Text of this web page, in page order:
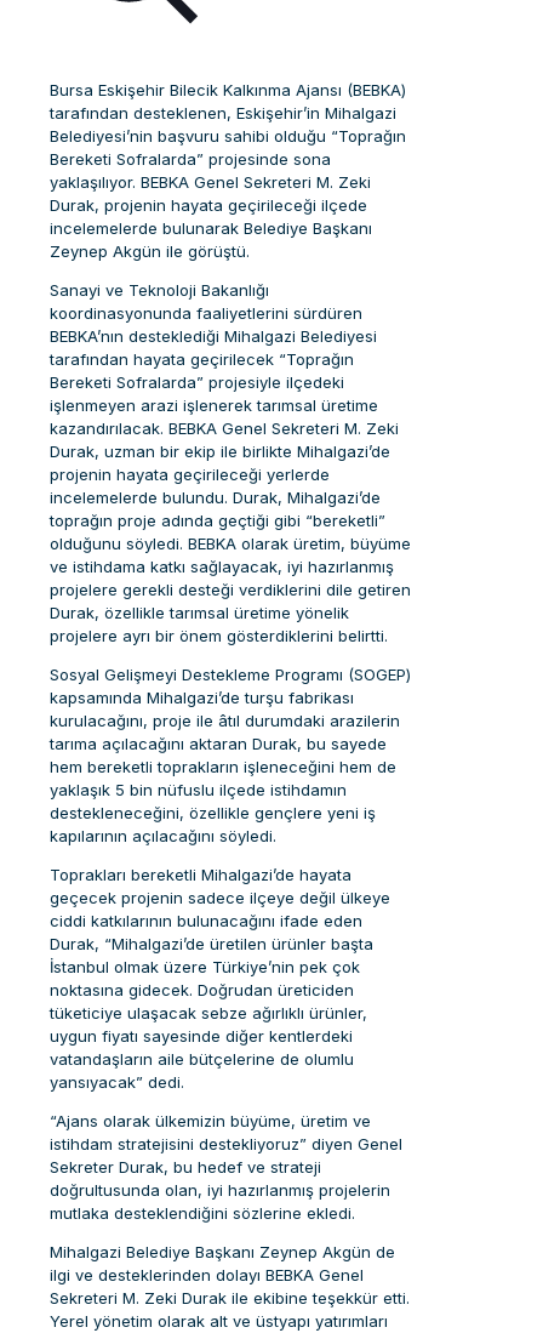
Bursa Eskişehir Bilecik Kalkınma Ajansı (BEBKA)
tarafından desteklenen, Eskişehir’in Mihalgazi
Belediyesi’nin başvuru sahibi olduğu “Toprağın
Bereketi Sofralarda” projesinde sona
yaklaşılıyor. BEBKA Genel Sekreteri M. Zeki
Durak, projenin hayata geçirileceği ilçede
incelemelerde bulunarak Belediye Başkanı
Zeynep Akgün ile görüştü.
Sanayi ve Teknoloji Bakanlığı
koordinasyonunda faaliyetlerini sürdüren
BEBKA’nın desteklediği Mihalgazi Belediyesi
tarafından hayata geçirilecek “Toprağın
Bereketi Sofralarda” projesiyle ilçedeki
işlenmeyen arazi işlenerek tarımsal üretime
kazandırılacak. BEBKA Genel Sekreteri M. Zeki
Durak, uzman bir ekip ile birlikte Mihalgazi’de
projenin hayata geçirileceği yerlerde
incelemelerde bulundu. Durak, Mihalgazi’de
toprağın proje adında geçtiği gibi “bereketli”
olduğunu söyledi. BEBKA olarak üretim, büyüme
ve istihdama katkı sağlayacak, iyi hazırlanmış
projelere gerekli desteği verdiklerini dile getiren
Durak, özellikle tarımsal üretime yönelik
projelere ayrı bir önem gösterdiklerini belirtti.
Sosyal Gelişmeyi Destekleme Programı (SOGEP)
kapsamında Mihalgazi’de turşu fabrikası
kurulacağını, proje ile âtıl durumdaki arazilerin
tarıma açılacağını aktaran Durak, bu sayede
hem bereketli toprakların işleneceğini hem de
yaklaşık 5 bin nüfuslu ilçede istihdamın
destekleneceğini, özellikle gençlere yeni iş
kapılarının açılacağını söyledi.
Toprakları bereketli Mihalgazi’de hayata
geçecek projenin sadece ilçeye değil ülkeye
ciddi katkılarının bulunacağını ifade eden
Durak, “Mihalgazi’de üretilen ürünler başta
İstanbul olmak üzere Türkiye’nin pek çok
noktasına gidecek. Doğrudan üreticiden
tüketiciye ulaşacak sebze ağırlıklı ürünler,
uygun fiyatı sayesinde diğer kentlerdeki
vatandaşların aile bütçelerine de olumlu
yansıyacak” dedi.
“Ajans olarak ülkemizin büyüme, üretim ve
istihdam stratejisini destekliyoruz” diyen Genel
Sekreter Durak, bu hedef ve strateji
doğrultusunda olan, iyi hazırlanmış projelerin
mutlaka desteklendiğini sözlerine ekledi.
Mihalgazi Belediye Başkanı Zeynep Akgün de
ilgi ve desteklerinden dolayı BEBKA Genel
Sekreteri M. Zeki Durak ile ekibine teşekkür etti.
Yerel yönetim olarak alt ve üstyapı yatırımları